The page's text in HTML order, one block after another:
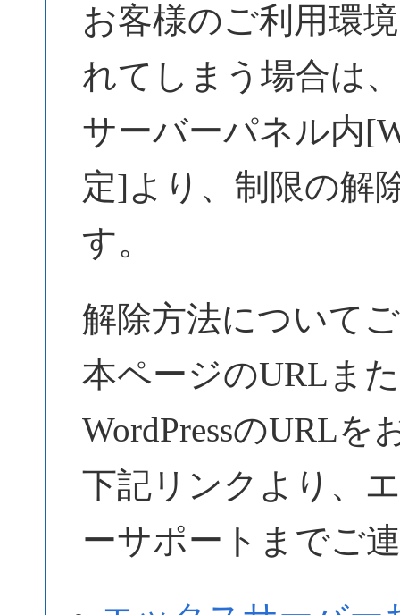
お客様のご利用環
れてしまう場合は、
サーバーパネル内
定]より、制限の解
す。
解除方法について
本ページのURLま
WordPressのURL
下記リンクより、
ーサポートまでご